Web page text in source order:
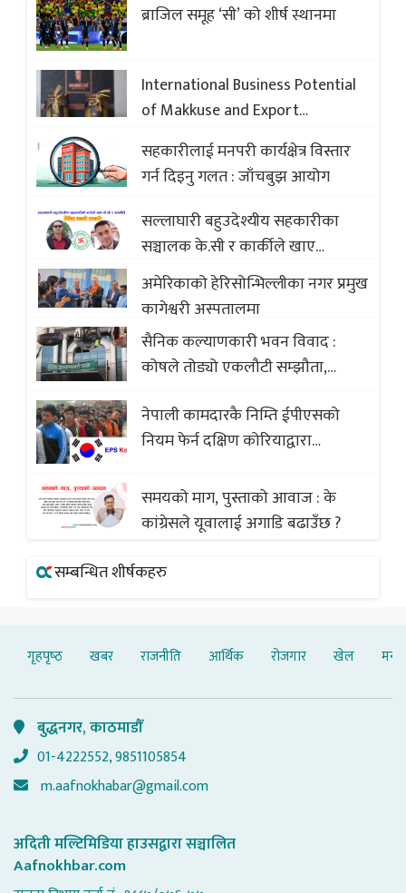
ब्राजिल समूह ‘सी’ को शीर्ष स्थानमा
International Business Potential
of Makkuse and Export
Opportunities of Nepali Sweets
with Global Comparison to
Baklava
सहकारीलाई मनपरी कार्यक्षेत्र विस्तार
गर्न दिइनु गलत : जाँचबुझ आयोग
सल्लाघारी बहुउदेश्यीय सहकारीका
सञ्चालक के.सी र कार्कीले खाए
सदस्यको करोडौं बचत
अमेरिकाको हेरिसोन्भिल्लीका नगर प्रमुख
कागेश्वरी अस्पतालमा
सैनिक कल्याणकारी भवन विवाद :
कोषले तोड्यो एकलौटी सम्झौता,
(भिडियो)
नेपाली कामदारकै निम्ति ईपीएसको
नियम फेर्न दक्षिण कोरियाद्वारा
समयको माग, पुस्ताको आवाज : के
कांग्रेसले यूवालाई अगाडि बढाउँछ ?
सम्बन्धित शीर्षकहरु
गृहपृष्‍ठ खबर राजनीति आर्थिक रोजगार खेल
बुद्धनगर, काठमाडौँ
01-4222552, 9851105854
m.aafnokhabar@gmail.com
अदिती मल्टिमिडिया हाउसद्वारा सञ्चालित
Aafnokhbar.com